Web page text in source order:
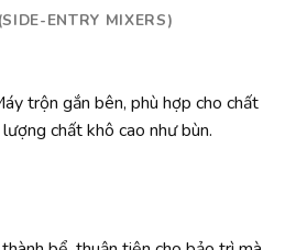
ENTRY MIXERS)
trộn gắn bên, phù hợp cho chất
chất khô cao như bùn.